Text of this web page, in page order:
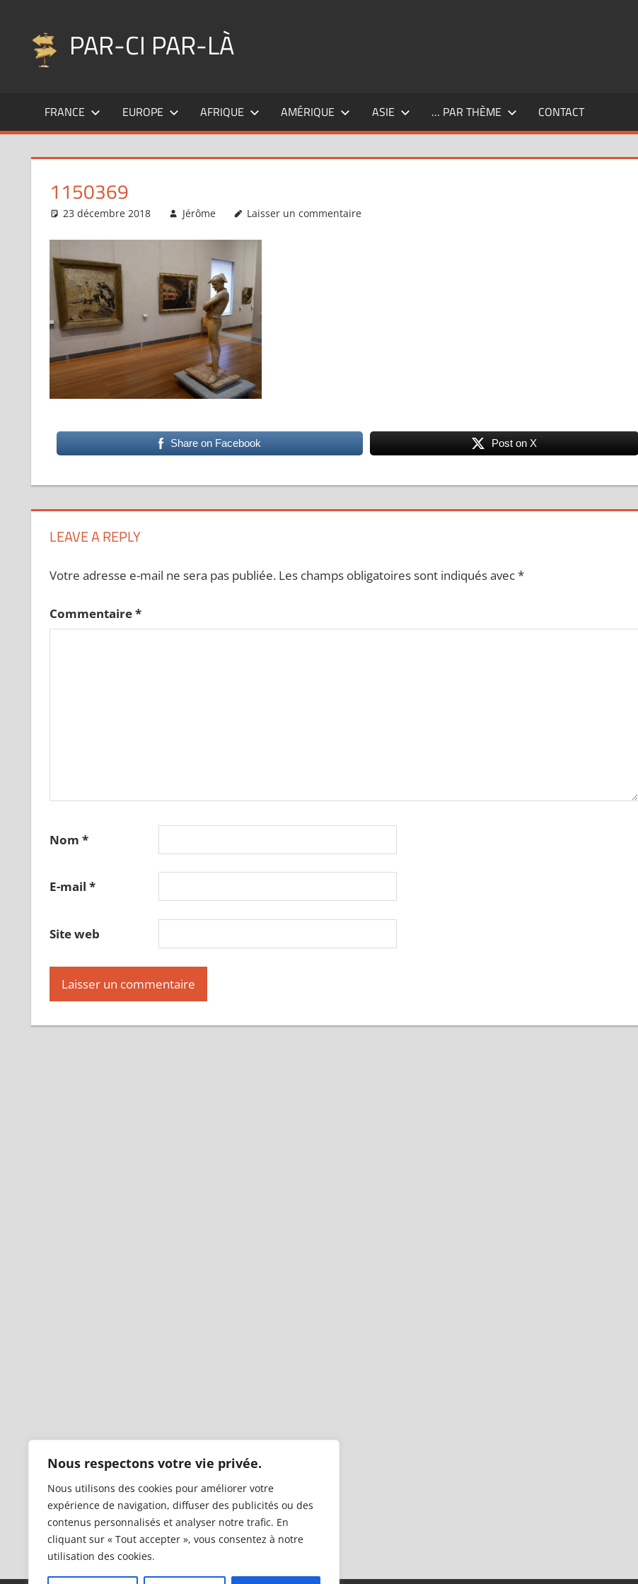
Nous respectons votre vie privée.
Nous utilisons des cookies pour améliorer votre
expérience de navigation, diffuser des publicités ou des
contenus personnalisés et analyser notre trafic. En
cliquant sur « Tout accepter », vous consentez à notre
utilisation des cookies.
contenu
PAR-CI PAR-LÀ
fil
pérégrinations
FRANCE EUROPE AFRIQUE AMÉRIQUE ASIE … PAR THÈME CONTACT
1150369
23 décembre 2018 Jérôme Laisser un commentaire
Share on Facebook Post on X
LEAVE A REPLY
Votre adresse e-mail ne sera pas publiée. Les champs obligatoires sont indiqués avec*
Commentaire*
Nom *
E-mail *
Site web